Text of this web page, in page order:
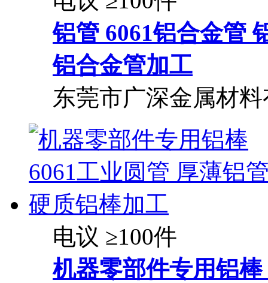
铝管 6061铝合金管
铝合金管加工
东莞市广深金属材
电议 ≥100件
机器零部件专用铝